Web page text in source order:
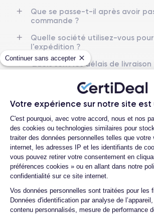
Continuer sans accepter
Votre expérience sur notre site est
Plateforme de Gestion
C'est pourquoi, avec votre accord, nous et nos
des cookies ou technologies similaires pour
traiter des données personnelles telles que
internet, les adresses IP et les identifiants de
vous pouvez retirer votre consentement en
préférences cookies » ou en allant dans notre
confidentialité sur ce site internet.
Vos données personnelles sont traitées pour les
Données d'identification par analyse de
contenu personnalisés, mesure de performance
Axeptio consent
Résolution vidéo
4K - 3840 x 2160 px
Batterie
3240 mAh Nano-SIM +
Débloqué
Pour découvrir toutes les caractéristiques
vous pouvez consulter lafiche technique de
Que se passe-t-il après avoir
commande ?
Quelle société utilisez-vous pour
l'expédition ?
Quels sont les délais de livraison
Que se passe-t-il si je change
après avoir acheté/reçu le
Como pedir uma devolução?
Comment contacter le service
Quelle est la différence entre
SIM et une eSIM ?
Avec4.6/5